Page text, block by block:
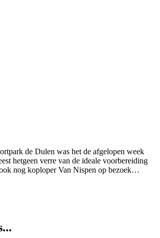
de Dulen was het de afgelopen week
hetgeen verre van de ideale voorbereiding
nog koploper Van Nispen op bezoek…